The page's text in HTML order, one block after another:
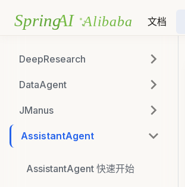
文档
DeepResearch
DataAgent
JManus
AssistantAgent
AssistantAgent 快速开始